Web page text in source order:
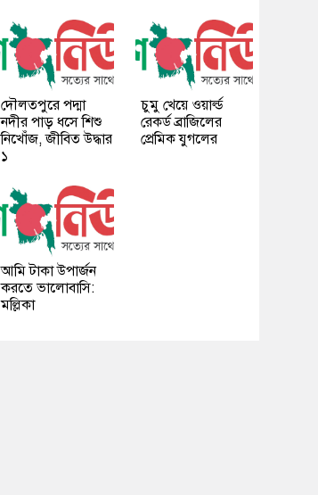
দৌলতপুরে পদ্মা
নদীর পাড় ধসে শিশু
নিখোঁজ, জীবিত উদ্ধার
১
চুমু খেয়ে ওয়ার্ল্ড
রেকর্ড ব্রাজিলের
প্রেমিক যুগলের
আমি টাকা উপার্জন
করতে ভালোবাসি:
মল্লিকা